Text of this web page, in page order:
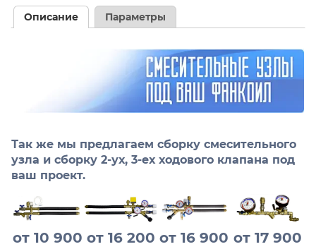
Описание Параметры
Так же мы предлагаем сборку смесительного
узла и сборку 2-ух, 3-ех ходового клапана под
ваш проект.
от 10 900 от 16 200 от 16 900 от 17 900